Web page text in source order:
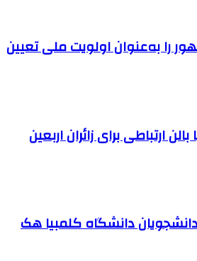
را به‌عنوان اولویت ملی تعیین
ارتباطی برای زائران اربعین
دانشگاه کلمبیا هک